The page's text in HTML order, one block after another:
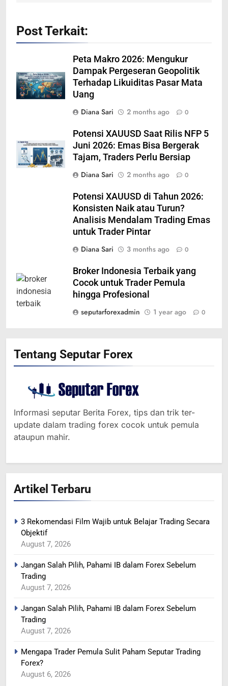
Post Terkait:
Peta Makro 2026: Mengukur
Dampak Pergeseran Geopolitik
Terhadap Likuiditas Pasar Mata
Uang
Diana Sari
2 months ago 0
Potensi XAUUSD Saat Rilis NFP 5
Juni 2026: Emas Bisa Bergerak
Tajam, Traders Perlu Bersiap
Diana Sari
2 months ago 0
Potensi XAUUSD di Tahun 2026:
Konsisten Naik atau Turun?
Analisis Mendalam Trading Emas
untuk Trader Pintar
Diana Sari
3 months ago 0
Broker Indonesia Terbaik yang
Cocok untuk Trader Pemula
hingga Profesional
seputarforexadmin
1 year ago 0
Tentang Seputar Forex
Informasi seputar Berita Forex, tips dan trik ter-
update dalam trading forex cocok untuk pemula
ataupun mahir.
Artikel Terbaru
3 Rekomendasi Film Wajib untuk Belajar Trading Secara
Objektif
August 7, 2026
Jangan Salah Pilih, Pahami IB dalam Forex Sebelum
Trading
August 7, 2026
Jangan Salah Pilih, Pahami IB dalam Forex Sebelum
Trading
August 7, 2026
Mengapa Trader Pemula Sulit Paham Seputar Trading
Forex?
August 6, 2026
MINYAK NAIK SETELAH
YEN MENGUAT SETELAH
ADANYA PERINGATAN
366
TENGAH KEKHAWATIRAN
367
BERITA FOREX
1